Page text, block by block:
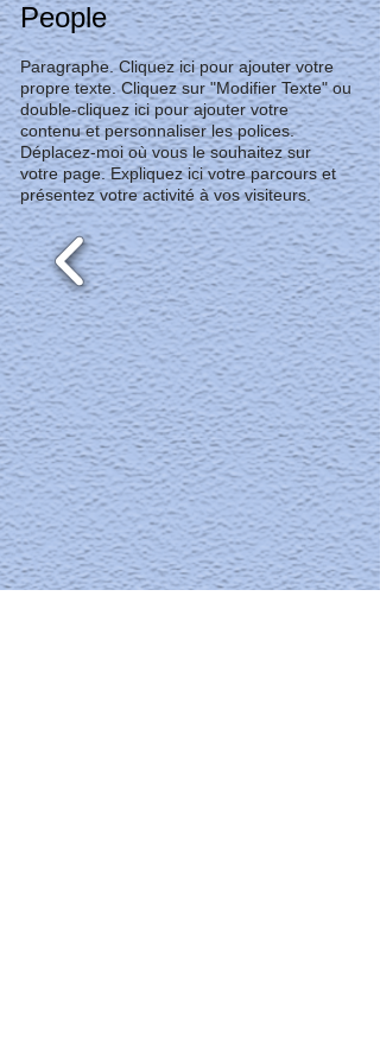
People
Paragraphe. Cliquez ici pour ajouter votre
propre texte. Cliquez sur "Modifier Texte" ou
double-cliquez ici pour ajouter votre
contenu et personnaliser les polices.
Déplacez-moi où vous le souhaitez sur
votre page. Expliquez ici votre parcours et
présentez votre activité à vos visiteurs.